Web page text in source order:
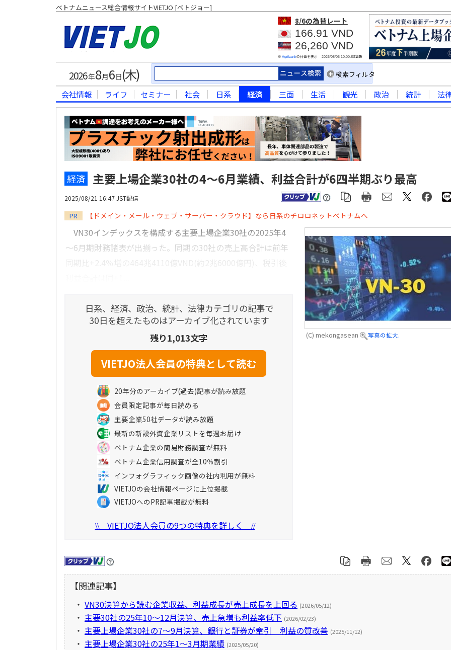
ベトナムニュース総合情報サイトVIETJO [ベトジョー]
8/6の為替レート
166.91 VND
26,260 VND
※ Agribankの仲値を表示 2026/08/06 10:00JST更新
2026年8月6 日(木) 検索フィルタ
会社情報 ライフ セミナー 社会 日系 経済 三面 生活 観光 政治 統計 法
経済 主要上場企業30社の4～6月業績、利益合計が6四半期ぶり最高
2025/08/21 16:47 JST配信
PR 【ドメイン・メール・ウェブ・サーバー・クラウド】なら日系のチロロネットベトナムへ
(C) mekongasean 写真の拡大.
VN30インデックスを構成する主要上場企業30社の2025年4
～6月期財務諸表が出揃った。同期の30社の売上高合計は前年
日系、経済、政治、統計、法律カテゴリの記事で
30日を超えたものはアーカイブ化されています
残り1,013文字
20年分のアーカイブ(過去)記事が読み放題
会員限定記事が毎日読める
主要企業50社データが読み放題
最新の新設外資企業リストを毎週お届け
ベトナム企業の簡易財務調査が無料
ベトナム企業信用調査が全10％割引
インフォグラフィック画像の社内利用が無料
VIETJOの会社情報ページに上位掲載
VIETJOへのPR記事掲載が無料
\\VIETJO法人会員の9つの特典を詳しく //
【関連記事】
・ VN30決算から読む企業収益、利益成長が売上成長を上回る (2026/05/12)
・ 主要30社の25年10～12月決算、売上急増も利益率低下 (2026/02/23)
・ 主要上場企業30社の7～9月決算、銀行と証券が牽引 利益の質改善 (2025/11/12)
・ 主要上場企業30社の25年1～3月期業績 (2025/05/20)